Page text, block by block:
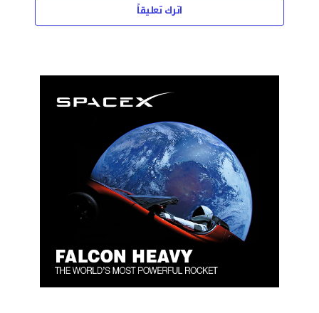
اترك تعليقاً